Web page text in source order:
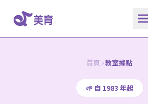
首頁 ›教室據點
🌱 自 1983 年起